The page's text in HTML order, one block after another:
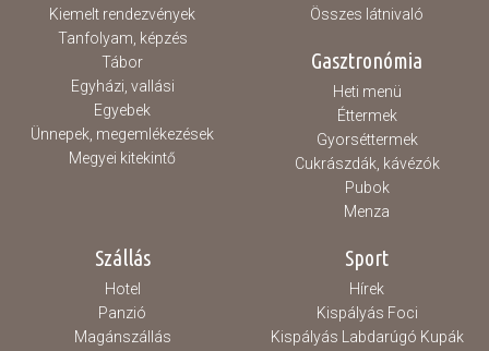
Kiemelt rendezvények
Tanfolyam, képzés
Tábor
Egyházi, vallási
Egyebek
Ünnepek, megemlékezések
Megyei kitekintő
Összes látnivaló
Gasztronómia
Heti menü
Éttermek
Gyorséttermek
Cukrászdák, kávézók
Pubok
Menza
Szállás
Hotel
Panzió
Magánszállás
Sport
Hírek
Kispályás Foci
Kispályás Labdarúgó Kupák